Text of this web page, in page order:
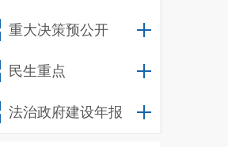
重大决策预公开
民生重点
法治政府建设年报